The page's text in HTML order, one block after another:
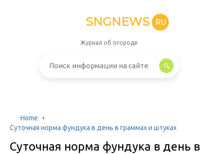
SNGNEWS RU
Журнал об огороде
Home
Суточная норма фундука в день в граммах и штуках
Суточная норма фундука в день в